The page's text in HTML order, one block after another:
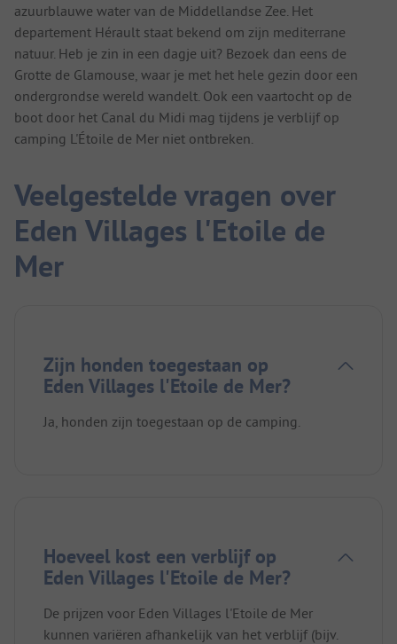
azuurblauwe water van de Middellandse Zee. Het
departement Hérault staat bekend om zijn mediterrane
natuur. Heb je zin in een dagje uit? Bezoek dan eens de
Grotte de Glamouse, waar je met het hele gezin door een
ondergrondse wereld wandelt. Ook een vaartocht op de
boot door het Canal du Midi mag tijdens je verblijf op
camping L'Étoile de Mer niet ontbreken.
Veelgestelde vragen over
Eden Villages l'Etoile de
Mer
Zijn honden toegestaan op
Eden Villages l'Etoile de Mer?
Ja, honden zijn toegestaan op de camping.
Hoeveel kost een verblijf op
Eden Villages l'Etoile de Mer?
De prijzen voor Eden Villages l'Etoile de Mer
kunnen variëren afhankelijk van het verblijf (bijv.